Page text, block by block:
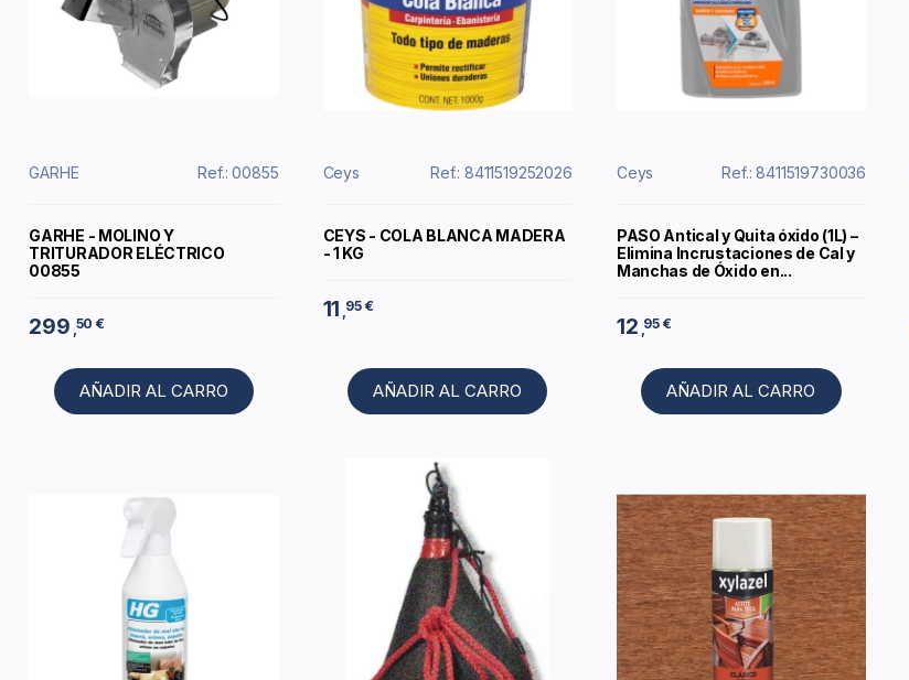
GARHE Ref.: 00855
GARHE - MOLINO Y
TRITURADOR ELÉCTRICO
00855
299 ,50 €
AÑADIR AL CARRO
Ceys Ref.: 8411519252026
CEYS - COLA BLANCA MADERA
- 1 KG
11 ,95 €
AÑADIR AL CARRO
Ceys Ref.: 8411519730036
PASO Antical y Quita óxido (1L) –
Elimina Incrustaciones de Cal y
Manchas de Óxido en...
12 ,95 €
AÑADIR AL CARRO